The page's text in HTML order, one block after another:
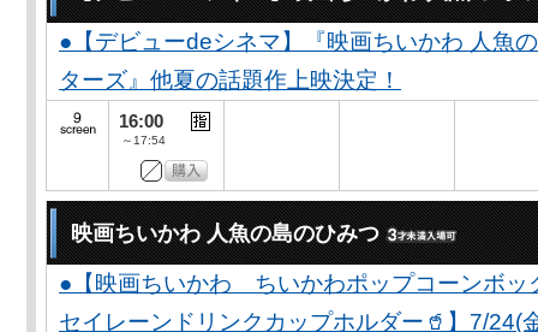
●【デビューdeシネマ】『映画ちいかわ 人魚
ターズ』他夏の話題作上映決定！
16:00
～17:54
映画ちいかわ 人魚の島のひみつ
●【映画ちいかわ ちいかわポップコーンボ
セイレーンドリンクカップホルダー🥤】7/24(